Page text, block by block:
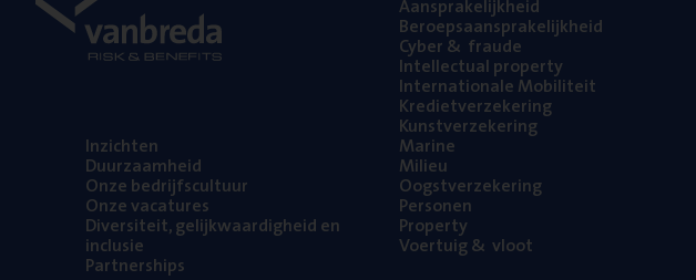
Inzich­ten
Duur­zaam­heid
Onze bedrijfs­cul­tuur
Onze vaca­tu­res
Diver­si­teit, gelijk­waar­dig­heid en
inclusie
Part­ner­ships
Beroeps­aan­spra­ke­lijk­heid
Cyber& fraude
Intel­lec­tu­al property
Inter­na­ti­o­na­le Mobiliteit
Kre­diet­ver­ze­ke­ring
Kunst­ver­ze­ke­ring
Mari­ne
Mili­eu
Oogst­ver­ze­ke­ring
Per­so­nen
Pro­per­ty
Voer­tuig& vloot